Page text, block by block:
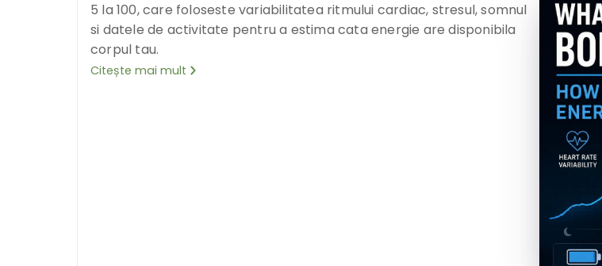
5 la 100, care foloseste variabilitatea ritmului cardiac, stresul, somnul
si datele de activitate pentru a estima cata energie are disponibila
corpul tau.
Citește mai mult